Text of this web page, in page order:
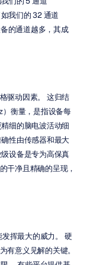
我们的 32 通道
的通道越多，其成
驱动因素。 这归结
）衡量，是指设备每
细的脑电波活动细
性由传感器和最大
设备是专为高保真
干净且精确的呈现，
挥最大的威力。 硬
有意义见解的关键。